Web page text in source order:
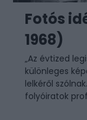
Fotós
1968)
„Az évtized
különleges
lelkéről
folyóiratok